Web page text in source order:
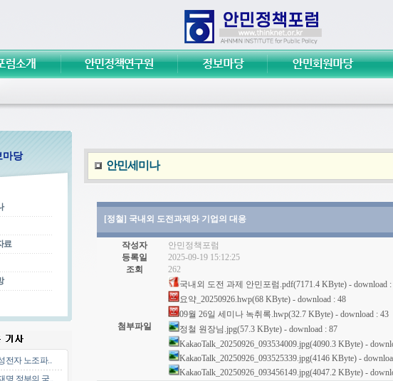
마당
료
전자 노조파..
명 정부의 국..
안민세미나